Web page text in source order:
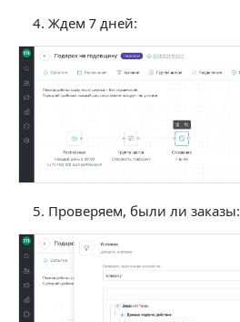
Ждем 7 дней:
Проверяем, были ли заказы: